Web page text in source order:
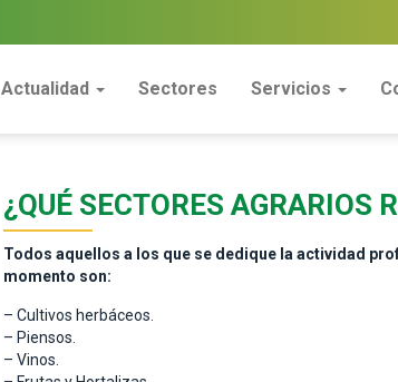
Actualidad Sectores Servicios
¿QUÉ SECTORES AGRARIOS
Todos aquellos a los que se dedique la actividad
momento son:
– Cultivos herbáceos.
– Piensos.
– Vinos.